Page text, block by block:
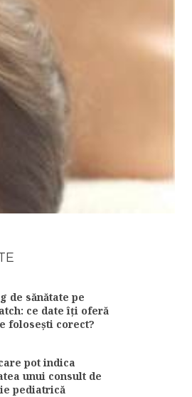
de sănătate pe
ce date îți oferă
folosești corect?
pot indica
unui consult de
pediatrică